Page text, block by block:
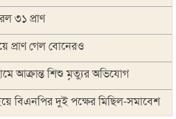
৩১ প্রাণ
প্রাণ গেল বোনেরও
আক্রান্ত শিশু মৃত্যুর অভিযোগ
বিএনপির দুই পক্ষের মিছিল-সমাবেশ